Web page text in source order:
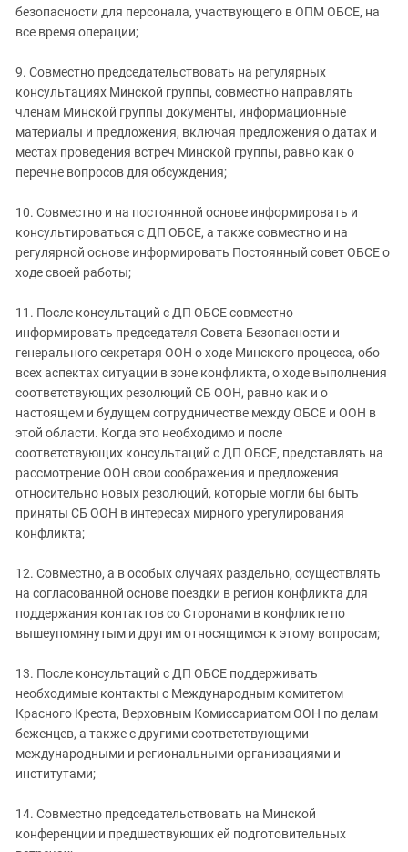
безопасности для персонала, участвующего в ОПМ ОБСЕ, на
все время операции;
9. Совместно председательствовать на регулярных
консультациях Минской группы, совместно направлять
членам Минской группы документы, информационные
материалы и предложения, включая предложения о датах и
местах проведения встреч Минской группы, равно как о
перечне вопросов для обсуждения;
10. Совместно и на постоянной основе информировать и
консультироваться с ДП ОБСЕ, а также совместно и на
регулярной основе информировать Постоянный совет ОБСЕ о
ходе своей работы;
11. После консультаций с ДП ОБСЕ совместно
информировать председателя Совета Безопасности и
генерального секретаря ООН о ходе Минского процесса, обо
всех аспектах ситуации в зоне конфликта, о ходе выполнения
соответствующих резолюций СБ ООН, равно как и о
настоящем и будущем сотрудничестве между ОБСЕ и ООН в
этой области. Когда это необходимо и после
соответствующих консультаций с ДП ОБСЕ, представлять на
рассмотрение ООН свои соображения и предложения
относительно новых резолюций, которые могли бы быть
приняты СБ ООН в интересах мирного урегулирования
конфликта;
12. Совместно, а в особых случаях раздельно, осуществлять
на согласованной основе поездки в регион конфликта для
поддержания контактов со Сторонами в конфликте по
вышеупомянутым и другим относящимся к этому вопросам;
13. После консультаций с ДП ОБСЕ поддерживать
необходимые контакты с Международным комитетом
Красного Креста, Верховным Комиссариатом ООН по делам
беженцев, а также с другими соответствующими
международными и региональными организациями и
институтами;
14. Совместно председательствовать на Минской
конференции и предшествующих ей подготовительных